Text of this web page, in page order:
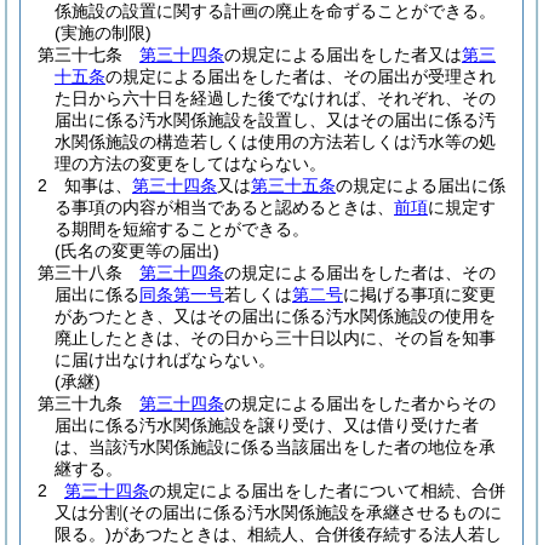
係施設の設置に関する計画の廃止を命ずることができる。
(実施の制限)
第三十七条
第三十四条の規定による届出をした者又は第三
十五条の規定による届出をした者は、その届出が受理され
た日から六十日を経過した後でなければ、それぞれ、その
届出に係る汚水関係施設を設置し、又はその届出に係る汚
水関係施設の構造若しくは使用の方法若しくは汚水等の処
理の方法の変更をしてはならない。
2
知事は、 第三十四条又は第三十五条の規定による届出に係
る事項の内容が相当であると認めるときは、 前項に規定す
る期間を短縮することができる。
(氏名の変更等の届出)
第三十八条
第三十四条の規定による届出をした者は、その
届出に係る同条第一号若しくは第二号に掲げる事項に変更
があつたとき、又はその届出に係る汚水関係施設の使用を
廃止したときは、その日から三十日以内に、その旨を知事
に届け出なければならない。
(承継)
第三十九条
第三十四条の規定による届出をした者からその
届出に係る汚水関係施設を譲り受け、又は借り受けた者
は、当該汚水関係施設に係る当該届出をした者の地位を承
継する。
2
第三十四条の規定による届出をした者について相続、合併
又は分割(その届出に係る汚水関係施設を承継させるものに
限る。)があつたときは、相続人、合併後存続する法人若し